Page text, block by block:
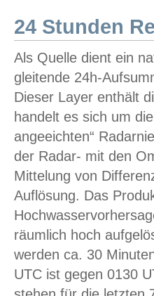
24 Stunden
Als Quelle dient ein
gleitende 24h-
Dieser Layer enthält
handelt es sich um
angeeichten“
der Radar- mit den
Mittelung von
Auflösung. Das
räumlich hoch
werden ca. 30
UTC ist gegen 0130